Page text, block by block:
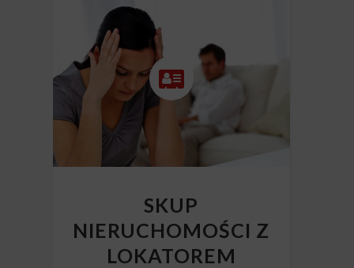
SKUP
NIERUCHOMOŚCI Z
LOKATOREM